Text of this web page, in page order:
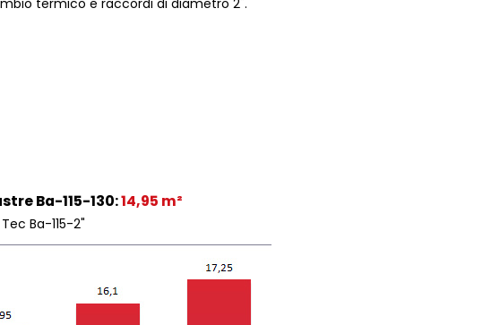
Ba-115-130:14,95 m²
Ba-115-2"